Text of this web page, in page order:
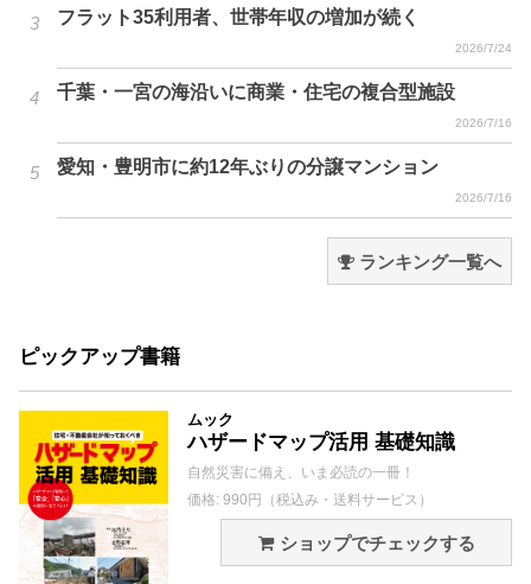
フラット35利用者、世帯年収の増加が続く
2026/7/24
千葉・一宮の海沿いに商業・住宅の複合型施設
2026/7/16
愛知・豊明市に約12年ぶりの分譲マンション
2026/7/16
ランキング一覧へ
ピックアップ書籍
ムック
ハザードマップ活用 基礎知識
自然災害に備え、いま必読の一冊！
価格: 990円（税込み・送料サービス）
ショップでチェックする